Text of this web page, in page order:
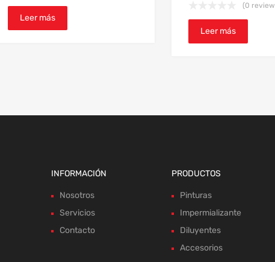
Leer más
(0
Leer más
INFORMACIÓN
Nosotros
Servicios
Contacto
PRODUCTOS
Pinturas
Impermializante
Diluyentes
Accesorios